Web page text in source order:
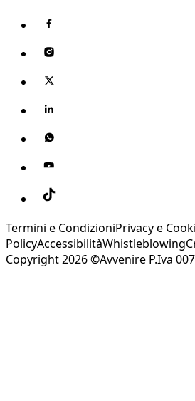
Termini e CondizioniPrivacy e
PolicyAccessibilitàWhistleblowing
Copyright 2026 ©Avvenire P.Iva